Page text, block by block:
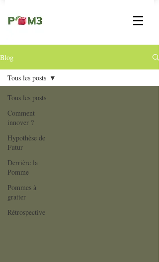
Blog
Tous les posts
Comment
innover ?
Hypothèse de
Futur
Derrière la
Pomme
Pommes à
gratter
Rétrospective
Tous les posts